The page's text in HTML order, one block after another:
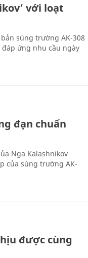
với loạt
súng trường AK-308
ứng nhu cầu ngày
đạn chuẩn
Nga Kalashnikov
của súng trường AK-
được cùng